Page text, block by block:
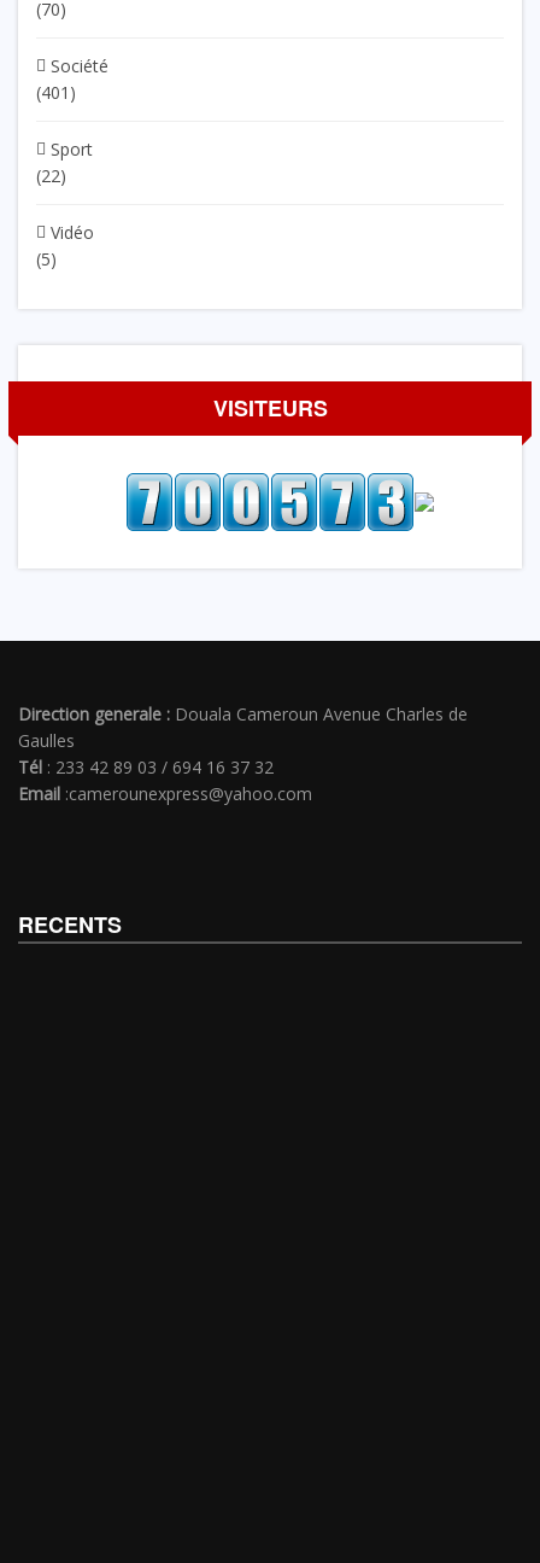
(70)
Société
(401)
Sport
(22)
Vidéo
(5)
VISITEURS
Direction generale : Douala Cameroun Avenue Charles de
Gaulles
Tél : 233 42 89 03 / 694 16 37 32
Email :camerounexpress@yahoo.com
RECENTS